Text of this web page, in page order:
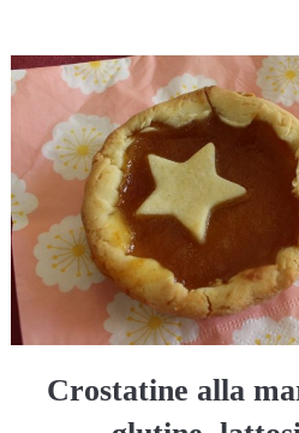
Crostatine alla